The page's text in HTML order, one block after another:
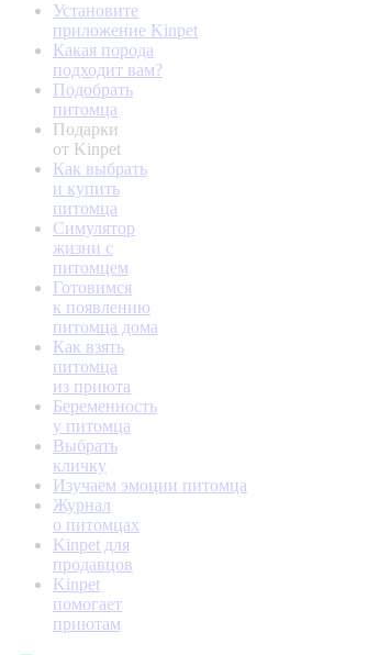
Установите
приложение Kinpet
Какая порода
подходит вам?
Подобрать
питомца
Подарки
от Kinpet
Как выбрать
и купить
питомца
Симулятор
жизни с
питомцем
Готовимся
к появлению
питомца дома
Как взять
питомца
из приюта
Беременность
у питомца
Выбрать
кличку
Изучаем эмоции питомца
Журнал
о питомцах
Kinpet для
продавцов
Kinpet
помогает
приютам